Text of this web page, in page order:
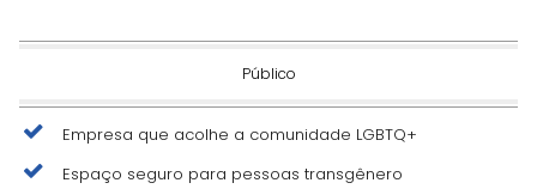
Público
Empresa que acolhe a comunidade LGBTQ+
Espaço seguro para pessoas transgênero